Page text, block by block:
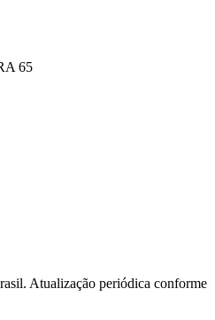
65
Atualização periódica conforme